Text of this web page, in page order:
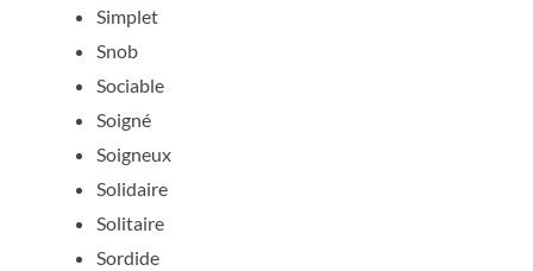
Simplet
Snob
Sociable
Soigné
Soigneux
Solidaire
Solitaire
Sordide